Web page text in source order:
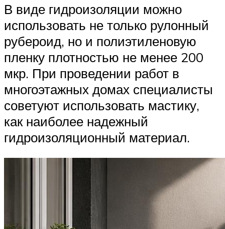
В виде гидроизоляции можно
использовать не только рулонный
рубероид, но и полиэтиленовую
пленку плотностью не менее 200
мкр. При проведении работ в
многоэтажных домах специалисты
советуют использовать мастику,
как наиболее надежный
гидроизоляционный материал.